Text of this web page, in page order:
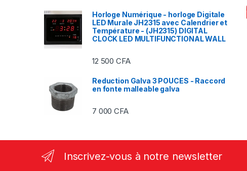
Horloge Numérique - horloge Digitale
LED Murale JH2315 avec Calendrier et
Température - (JH2315) DIGITAL
CLOCK LED MULTIFUNCTIONAL WALL
12 500CFA
Reduction Galva 3 POUCES - Raccord
en fonte malleable galva
7 000CFA
Inscrivez-vous à notre newsletter